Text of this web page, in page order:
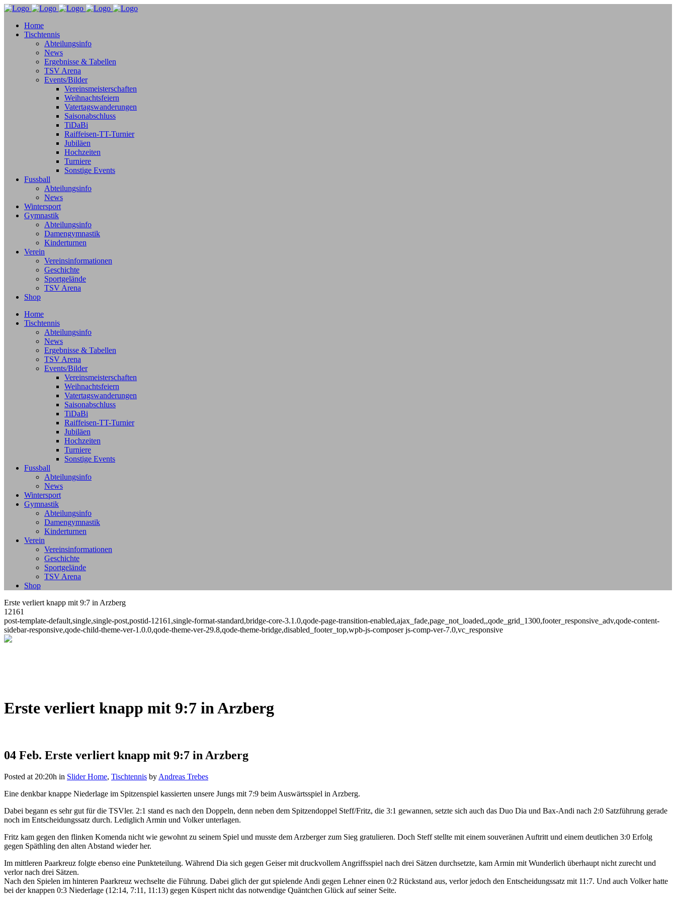
Home
Tischtennis
Abteilungsinfo
News
Ergebnisse & Tabellen
TSV Arena
Events/Bilder
Vereinsmeisterschaften
Weihnachtsfeiern
Vatertagswanderungen
Saisonabschluss
TiDaBi
Raiffeisen-TT-Turnier
Jubiläen
Hochzeiten
Turniere
Sonstige Events
Fussball
Abteilungsinfo
News
Wintersport
Gymnastik
Abteilungsinfo
Damengymnastik
Kinderturnen
Verein
Vereinsinformationen
Geschichte
Sportgelände
TSV Arena
Shop
Home
Tischtennis
Abteilungsinfo
News
Ergebnisse & Tabellen
TSV Arena
Events/Bilder
Vereinsmeisterschaften
Weihnachtsfeiern
Vatertagswanderungen
Saisonabschluss
TiDaBi
Raiffeisen-TT-Turnier
Jubiläen
Hochzeiten
Turniere
Sonstige Events
Fussball
Abteilungsinfo
News
Wintersport
Gymnastik
Abteilungsinfo
Damengymnastik
Kinderturnen
Verein
Vereinsinformationen
Geschichte
Sportgelände
TSV Arena
Shop
Erste verliert knapp mit 9:7 in Arzberg
12161
post-template-default,single,single-post,postid-12161,single-format-standard,bridge-core-3.1.0,qode-page-transition-enabled,ajax_fade,page_not_loaded,,qode_grid_1300,footer_responsive_adv,qode-content-
sidebar-responsive,qode-child-theme-ver-1.0.0,qode-theme-ver-29.8,qode-theme-bridge,disabled_footer_top,wpb-js-composer js-comp-ver-7.0,vc_responsive
Erste verliert knapp mit 9:7 in Arzberg
04 Feb. Erste verliert knapp mit 9:7 in Arzberg
Posted at 20:20h in Slider Home, Tischtennis by Andreas Trebes
Eine denkbar knappe Niederlage im Spitzenspiel kassierten unsere Jungs mit 7:9 beim Auswärtsspiel in Arzberg.
Dabei begann es sehr gut für die TSVler. 2:1 stand es nach den Doppeln, denn neben dem Spitzendoppel Steff/Fritz, die 3:1 gewannen, setzte sich auch das Duo Dia und Bax-Andi nach 2:0 Satzführung gerade
noch im Entscheidungssatz durch. Lediglich Armin und Volker unterlagen.
Fritz kam gegen den flinken Komenda nicht wie gewohnt zu seinem Spiel und musste dem Arzberger zum Sieg gratulieren. Doch Steff stellte mit einem souveränen Auftritt und einem deutlichen 3:0 Erfolg
gegen Späthling den alten Abstand wieder her.
Im mittleren Paarkreuz folgte ebenso eine Punkteteilung. Während Dia sich gegen Geiser mit druckvollem Angriffsspiel nach drei Sätzen durchsetzte, kam Armin mit Wunderlich überhaupt nicht zurecht und
verlor nach drei Sätzen.
Nach den Spielen im hinteren Paarkreuz wechselte die Führung. Dabei glich der gut spielende Andi gegen Lehner einen 0:2 Rückstand aus, verlor jedoch den Entscheidungssatz mit 11:7. Und auch Volker hatte
bei der knappen 0:3 Niederlage (12:14, 7:11, 11:13) gegen Küspert nicht das notwendige Quäntchen Glück auf seiner Seite.